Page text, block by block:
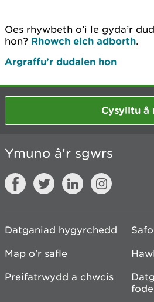
Oes rhywbeth o’i le gyda’r
hon? Rhowch eich adborth.
Argraffu’r dudalen hon
Cysylltu â
Ymuno â'r sgwrs
Datganiad hygyrchedd
Map o'r safle
Preifatrwydd a chwcis